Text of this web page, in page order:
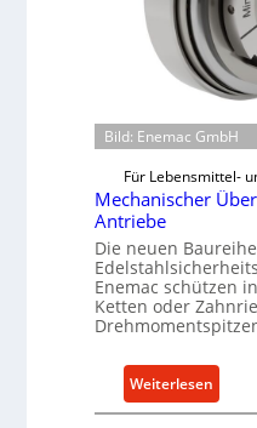
Bild: Enemac GmbH
Für Lebensmittel-
Mechanischer
Antriebe
Die neuen
Enemac schützen
Ketten oder
Weiterlesen
M